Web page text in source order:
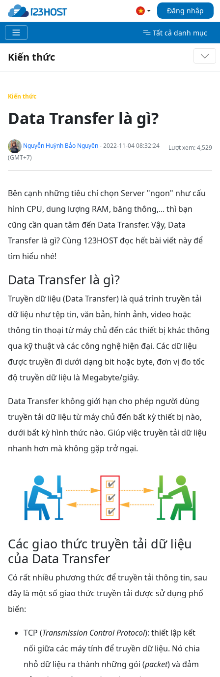
Đăng nhập
Tất cả danh mục
Kiến thức
Kiến thức
Data Transfer là gì?
Lượt xem: 4,529
Nguyễn Huỳnh Bảo Nguyên- 2022-11-04 08:32:24
(GMT+7)
Bên cạnh những tiêu chí chọn Server "ngon" như cấu
hình CPU, dung lượng RAM, băng thông,... thì bạn
cũng cần quan tâm đến Data Transfer. Vậy, Data
Transfer là gì? Cùng 123HOST đọc hết bài viết này để
tìm hiểu nhé!
Data Transfer là gì?
Truyền dữ liệu (Data Transfer) là quá trình truyền tải
dữ liệu như tệp tin, văn bản, hình ảnh, video hoặc
thông tin thoại từ máy chủ đến các thiết bị khác thông
qua kỹ thuật và các công nghệ hiện đại. Các dữ liệu
được truyền đi dưới dạng bit hoặc byte, đơn vị đo tốc
độ truyền dữ liệu là Megabyte/giây.
Data Transfer không giới hạn cho phép người dùng
truyền tải dữ liệu từ máy chủ đến bất kỳ thiết bị nào,
dưới bất kỳ hình thức nào. Giúp việc truyền tải dữ liệu
nhanh hơn mà không gặp trở ngại.
Các giao thức truyền tải dữ liệu
của Data Transfer
Có rất nhiều phương thức để truyền tải thông tin, sau
đây là một số giao thức truyền tải được sử dụng phổ
biến:
TCP (Transmission Control Protocol): thiết lập kết
nối giữa các máy tính để truyền dữ liệu. Nó chia
nhỏ dữ liệu ra thành những gói (packet) và đảm